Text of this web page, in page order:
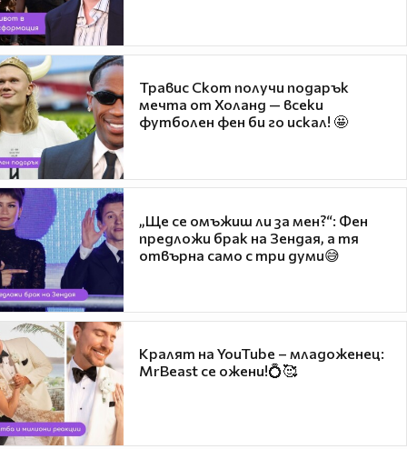
Травис Скот получи подарък
мечта от Холанд — всеки
футболен фен би го искал! 🤩
„Ще се омъжиш ли за мен?“: Фен
предложи брак на Зендая, а тя
отвърна само с три думи😅
Кралят на YouTube – младоженец:
MrBeast се ожени!💍🥰